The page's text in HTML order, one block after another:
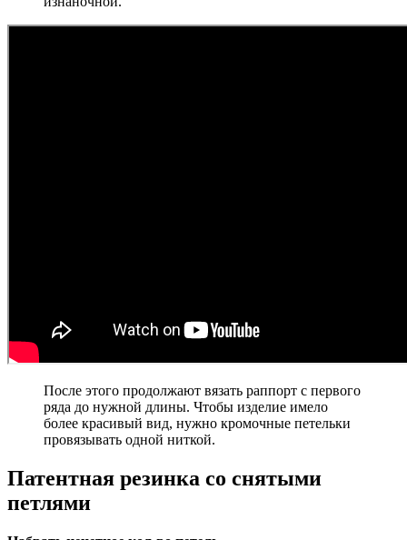
После этого продолжают вязать раппорт с первого
ряда до нужной длины. Чтобы изделие имело
более красивый вид, нужно кромочные петельки
провязывать одной ниткой.
Патентная резинка со снятыми
петлями